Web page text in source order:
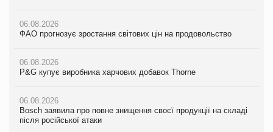
06.08.2026
ФАО прогнозує зростання світових цін на продовольство
06.08.2026
P&G купує виробника харчових добавок Thorne
06.08.2026
Bosch заявила про повне знищення своєї продукції на складі
після російської атаки
06.08.2026
ФАО прогнозує зростання світових цін на продовольство
06.08.2026
P&G купує виробника харчових добавок Thorne
06.08.2026
Bosch заявила про повне знищення своєї продукції на складі
після російської атаки
06.08.2026
ФАО прогнозує зростання світових цін на продовольство
06.08.2026
P&G купує виробника харчових добавок Thorne
06.08.2026
Bosch заявила про повне знищення своєї продукції на складі
після російської атаки